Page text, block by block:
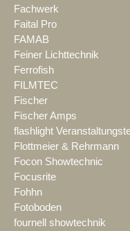
Fachwerk
Faital Pro
FAMAB
Feiner Lichttechnik
Ferrofish
FILMTEC
Fischer
Fischer Amps
flashlight
Flottmeier & Rehrmann
Focon Showtechnic
Focusrite
Fohhn
Fotoboden
fournell showtechnik